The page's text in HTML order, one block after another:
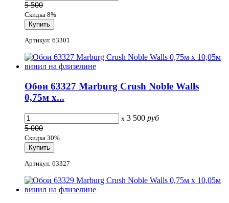
5 500
Скидка 8%
Артикул: 63301
Обои 63327 Marburg Crush Noble Walls
0,75м x...
x 3 500 руб
5 000
Скидка 30%
Артикул: 63327